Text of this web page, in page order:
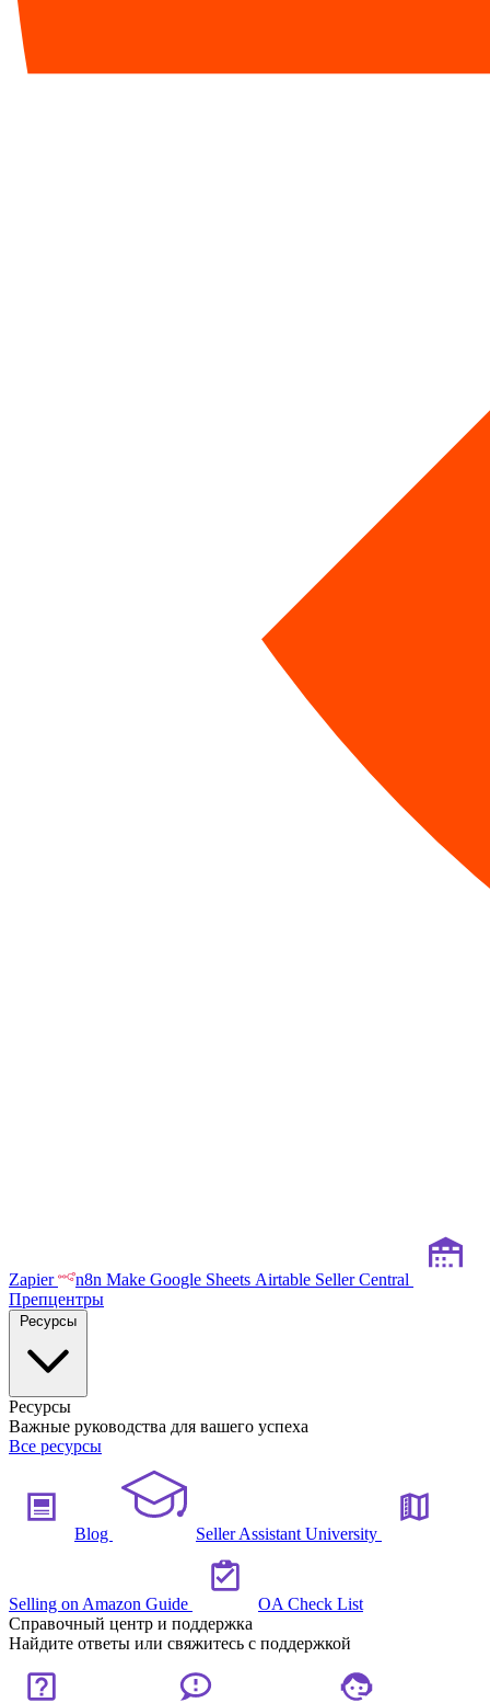
Zapier n8n Make Google Sheets Airtable Seller Central
Препцентры
Ресурсы
Важные руководства для вашего успеха
Все ресурсы
Blog Seller Assistant University
Selling on Amazon Guide
OA Check List
Справочный центр и поддержка
Найдите ответы или свяжитесь с поддержкой